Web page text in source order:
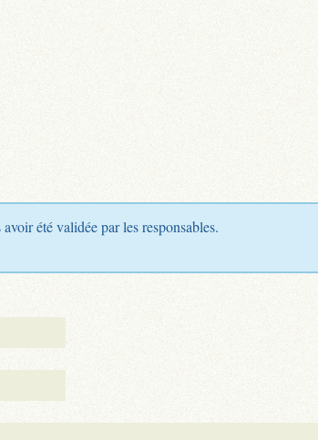
été validée par les responsables.